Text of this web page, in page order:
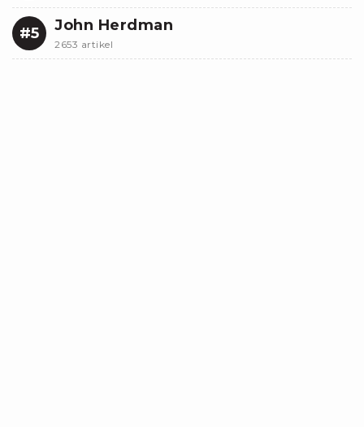
#5 John Herdman
2653 artikel